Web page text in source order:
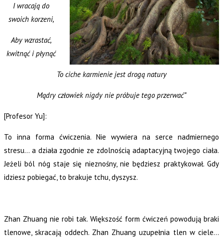
I wracają do
swoich korzeni,
Aby wzrastać,
kwitnąć i płynąć
To ciche karmienie jest drogą natury
Mądry człowiek nigdy nie próbuje tego przerwać”
[Profesor Yu]:
To inna forma ćwiczenia. Nie wywiera na serce nadmiernego
stresu… a działa zgodnie ze zdolnością adaptacyjną twojego ciała.
Jeżeli ból nóg staje się nieznośny, nie będziesz praktykował. Gdy
idziesz pobiegać, to brakuje tchu, dyszysz.
Zhan Zhuang nie robi tak. Większość form ćwiczeń powodują braki
tlenowe, skracają oddech. Zhan Zhuang uzupełnia tlen w ciele…